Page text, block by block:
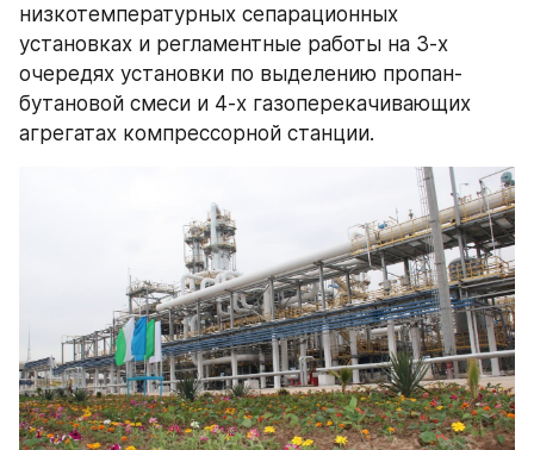
низкотемпературных сепарационных
установках и регламентные работы на 3-х
очередях установки по выделению пропан-
бутановой смеси и 4-х газоперекачивающих
агрегатах компрессорной станции.